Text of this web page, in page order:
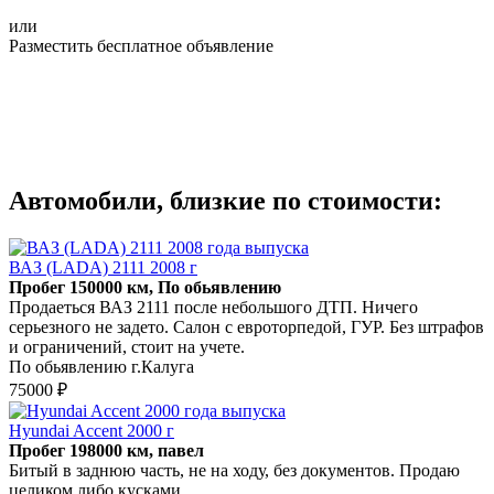
или
Разместить бесплатное объявление
Автомобили, близкие по стоимости:
ВАЗ (LADA) 2111 2008 г
Пробег 150000 км, По обьявлению
Продаеться ВАЗ 2111 после небольшого ДТП. Ничего
серьезного не задето. Салон с евроторпедой, ГУР. Без штрафов
и ограничений, стоит на учете.
По обьявлению г.Калуга
75000 ₽
Hyundai Accent 2000 г
Пробег 198000 км, павел
Битый в заднюю часть, не на ходу, без документов. Продаю
целиком либо кусками.